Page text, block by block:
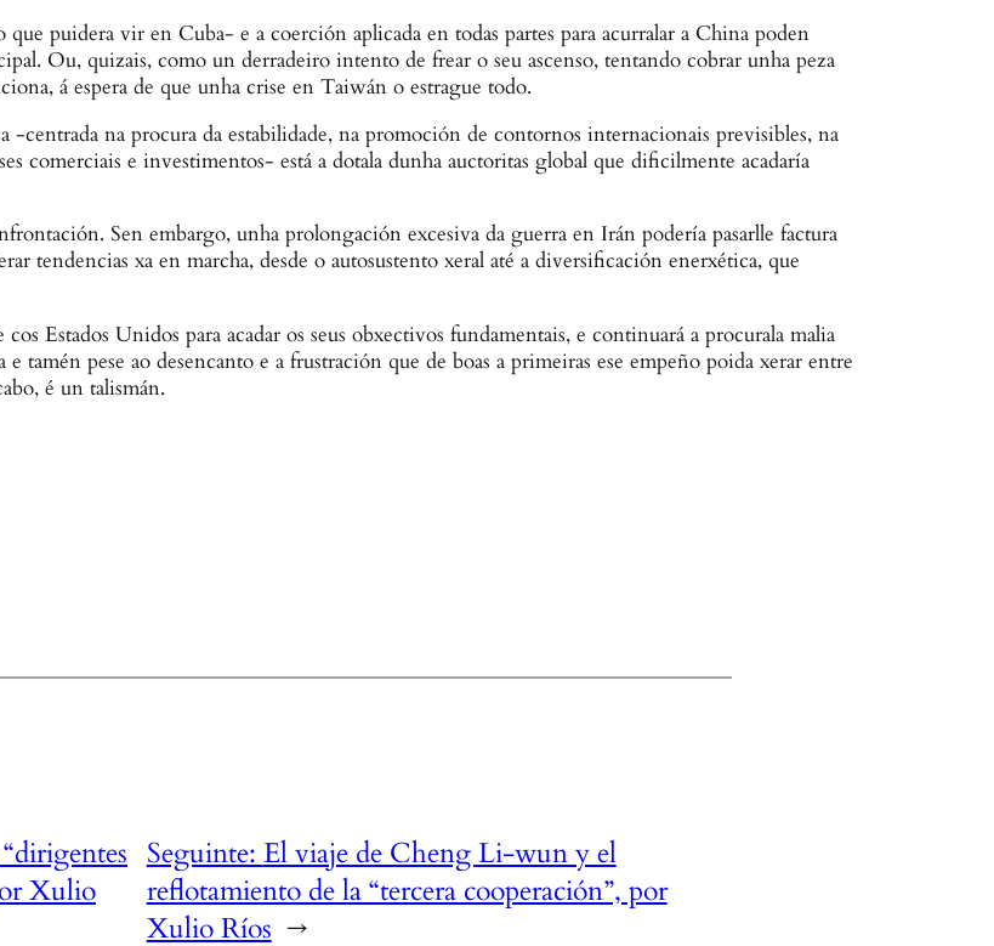
puidera vir en Cuba- e a coerción aplicada en todas partes para acurralar a China poden
Ou, quizais, como un derradeiro intento de frear o seu ascenso, tentando cobrar unha peza
á espera de que unha crise en Taiwán o estrague todo.
-centrada na procura da estabilidade, na promoción de contornos internacionais previsibles, na
comerciais e investimentos- está a dotala dunha auctoritas global que dificilmente acadaría
Sen embargo, unha prolongación excesiva da guerra en Irán podería pasarlle factura
tendencias xa en marcha, desde o autosustento xeral até a diversificación enerxética, que
Estados Unidos para acadar os seus obxectivos fundamentais, e continuará a procurala malia
e tamén pese ao desencanto e a frustración que de boas a primeiras ese empeño poida xerar entre
é un talismán.
Xulio
Seguinte: El viaje de Cheng Li-wun y el
reflotamiento de la “tercera cooperación”, por
Xulio Ríos →